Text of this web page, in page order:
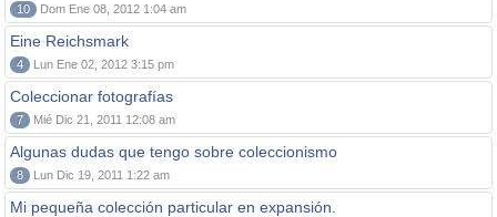
10 Dom Ene 08, 2012 1:04 am
Eine Reichsmark
4 Lun Ene 02, 2012 3:15 pm
Coleccionar fotografías
7 Mié Dic 21, 2011 12:08 am
Algunas dudas que tengo sobre coleccionismo
8 Lun Dic 19, 2011 1:22 am
Mi pequeña colección particular en expansión.